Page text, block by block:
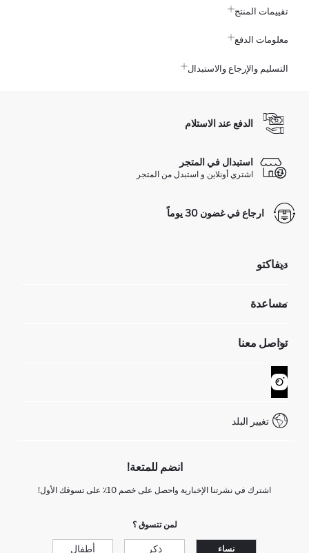
تقييمات المنتج
معلومات الدفع
التسليم والإرجاع والاستبدال
الدفع عند الاستلام
استبدال في المتجر
اشتري أونلاين و استبدل من المتجر
ارجاع في غضون 30 يوماً
ديفاكتو
تعرف علينا
GIFT CLUB
مساعدة
عمليات الارجاع و الاستبدال السهلة
تتبع الشحنة
كيف يمكنك التسوق في ديفاكتو ؟
تواصل معنا
نموذج الاتصال
خدمة العملاء
تغيير البلد
انضم للمتعة!
اشترك في نشرتنا الإخبارية واحصل على خصم 10٪ على تسوقك الأول!
لمن تتسوق ؟
نساء ذكر أطفال